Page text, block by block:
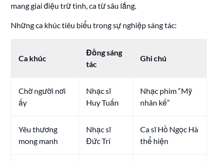
mang giai điệu trữ tình, ca từ sâu lắng.
Những ca khúc tiêu biểu trong sự nghiệp sáng tác:
Ca khúc
Đồng sáng
tác
Ghi chú
Chờ người nơi
ấy
Nhạc sĩ
Huy Tuấn
Nhạc phim “Mỹ
nhân kế”
Yêu thương
mong manh
Nhạc sĩ
Đức Trí
Ca sĩ Hồ Ngọc Hà
thể hiện